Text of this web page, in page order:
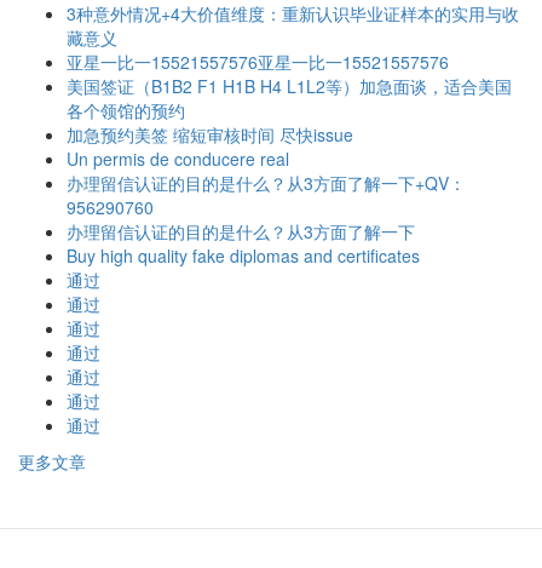
3种意外情况+4大价值维度：重新认识毕业证样本的实用与收
藏意义
亚星一比一15521557576亚星一比一15521557576
美国签证（B1B2 F1 H1B H4 L1L2等）加急面谈，适合美国
各个领馆的预约
加急预约美签 缩短审核时间 尽快issue
Un permis de conducere real
办理留信认证的目的是什么？从3方面了解一下+QV：
956290760
办理留信认证的目的是什么？从3方面了解一下
Buy high quality fake diplomas and certificates
通过
通过
通过
通过
通过
通过
通过
更多文章